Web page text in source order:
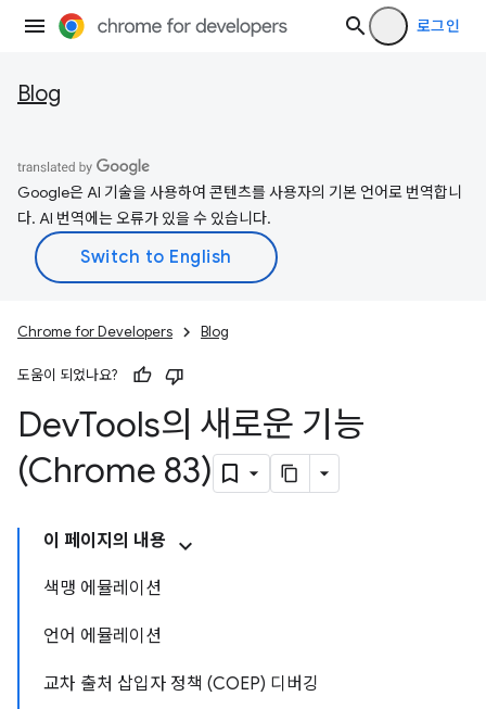
로그인
Blog
Google은 AI 기술을 사용하여 콘텐츠를 사용자의 기본 언어로 번역합니
다. AI 번역에는 오류가 있을 수 있습니다.
Chrome for Developers Blog
도움이 되었나요?
DevTools의 새로운 기능
(Chrome 83)
이 페이지의 내용
색맹 에뮬레이션
언어 에뮬레이션
교차 출처 삽입자 정책 (COEP) 디버깅